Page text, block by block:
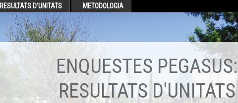
RESULTATS D'UNITATS METODOLOGIA
ENQUESTES PEGASUS:
RESULTATS D'UNITATS